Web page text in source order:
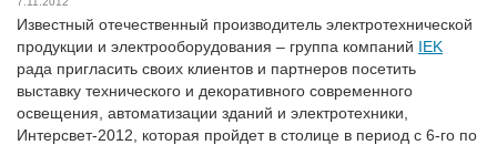
Известный отечественный производитель электротехнической
продукции и электрооборудования – группа компаний IEK
рада пригласить своих клиентов и партнеров посетить
выставку технического и декоративного современного
освещения, автоматизации зданий и электротехники,
Интерсвет-2012, которая пройдет в столице в период с 6-го по